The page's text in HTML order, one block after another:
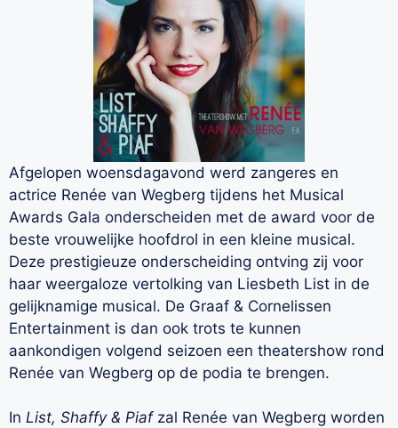
Afgelopen woensdagavond werd zangeres en
actrice Renée van Wegberg tijdens het Musical
Awards Gala onderscheiden met de award voor de
beste vrouwelijke hoofdrol in een kleine musical.
Deze prestigieuze onderscheiding ontving zij voor
haar weergaloze vertolking van Liesbeth List in de
gelijknamige musical. De Graaf & Cornelissen
Entertainment is dan ook trots te kunnen
aankondigen volgend seizoen een theatershow rond
Renée van Wegberg op de podia te brengen.
In List, Shaffy & Piafzal Renée van Wegberg worden